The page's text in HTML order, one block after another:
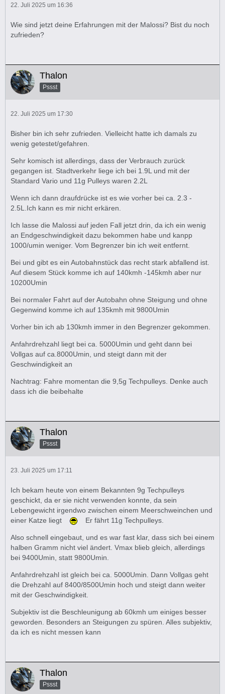
22. Juli 2025 um 16:36
Wie sind jetzt deine Erfahrungen mit der Malossi? Bist du noch
zufrieden?
Thalon
Pssst
22. Juli 2025 um 17:30
Bisher bin ich sehr zufrieden. Vielleicht hatte ich damals zu
wenig getestet/gefahren.
Sehr komisch ist allerdings, dass der Verbrauch zurück
gegangen ist. Stadtverkehr liege ich bei 1.9L und mit der
Standard Vario und 11g Pulleys waren 2.2L
Wenn ich dann draufdrücke ist es wie vorher bei ca. 2.3 -
2.5L.Ich kann es mir nicht erkären.
Ich lasse die Malossi auf jeden Fall jetzt drin, da ich ein wenig
an Endgeschwindigkeit dazu bekommen habe und kanpp
1000/umin weniger. Vom Begrenzer bin ich weit entfernt.
Bei und gibt es ein Autobahnstück das recht stark abfallend ist.
Auf diesem Stück komme ich auf 140kmh -145kmh aber nur
10200Umin
Bei normaler Fahrt auf der Autobahn ohne Steigung und ohne
Gegenwind komme ich auf 135kmh mit 9800Umin
Vorher bin ich ab 130kmh immer in den Begrenzer gekommen.
Anfahrdrehzahl liegt bei ca. 5000Umin und geht dann bei
Vollgas auf ca.8000Umin, und steigt dann mit der
Geschwindigkeit an
Nachtrag: Fahre momentan die 9,5g Techpulleys. Denke auch
dass ich die beibehalte
Thalon
Pssst
23. Juli 2025 um 17:11
Ich bekam heute von einem Bekannten 9g Techpulleys
geschickt, da er sie nicht verwenden konnte, da sein
Lebengewicht irgendwo zwischen einem Meerschweinchen und
einer Katze liegt
Er fährt 11g Techpulleys.
Also schnell eingebaut, und es war fast klar, dass sich bei einem
halben Gramm nicht viel ändert. Vmax blieb gleich, allerdings
bei 9400Umin, statt 9800Umin.
Anfahrdrehzahl ist gleich bei ca. 5000Umin. Dann Vollgas geht
die Drehzahl auf 8400/8500Umin hoch und steigt dann weiter
mit der Geschwindigkeit.
Subjektiv ist die Beschleunigung ab 60kmh um einiges besser
geworden. Besonders an Steigungen zu spüren. Alles subjektiv,
da ich es nicht messen kann
Thalon
Pssst